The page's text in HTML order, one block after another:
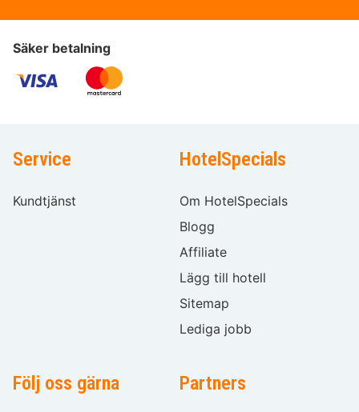
Säker betalning
Service
Kundtjänst
HotelSpecials
Om HotelSpecials
Blogg
Affiliate
Lägg till hotell
Sitemap
Lediga jobb
Följ oss gärna Partners